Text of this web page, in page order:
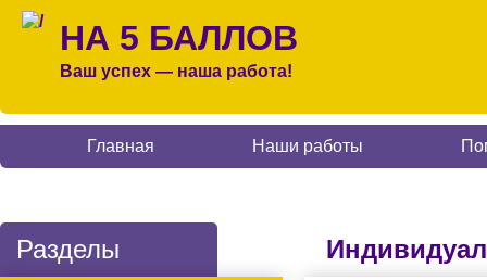
НА 5 БАЛЛОВ
Ваш успех — наша работа!
Главная Наши работы
Разделы